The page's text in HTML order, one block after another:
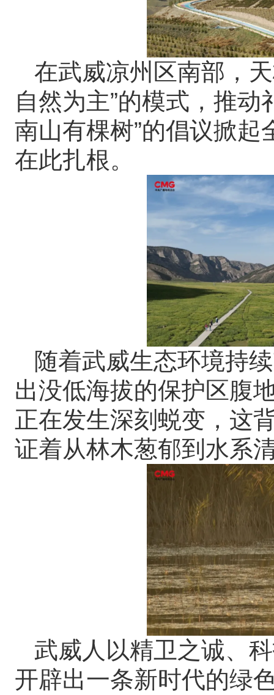
在武威凉州区南部，
自然为主”的模式，推
南山有棵树”的倡议掀
在此扎根。
随着武威生态环境持
出没低海拔的保护区腹
正在发生深刻蜕变，这
证着从林木葱郁到水系
武威人以精卫之诚、
开辟出一条新时代的绿